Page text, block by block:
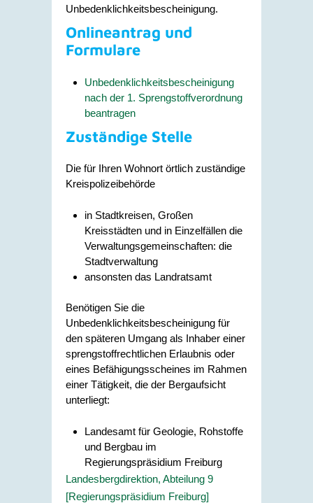
Unbedenklichkeitsbescheinigung.
Onlineantrag und
Formulare
Unbedenklichkeitsbescheinigung
nach der 1. Sprengstoffverordnung
beantragen
Zuständige Stelle
Die für Ihren Wohnort örtlich zuständige
Kreispolizeibehörde
in Stadtkreisen, Großen
Kreisstädten und in Einzelfällen die
Verwaltungsgemeinschaften: die
Stadtverwaltung
ansonsten das Landratsamt
Benötigen Sie die
Unbedenklichkeitsbescheinigung für
den späteren Umgang als Inhaber einer
sprengstoffrechtlichen Erlaubnis oder
eines Befähigungsscheines im Rahmen
einer Tätigkeit, die der Bergaufsicht
unterliegt:
Landesamt für Geologie, Rohstoffe
und Bergbau im
Regierungspräsidium Freiburg
Landesbergdirektion, Abteilung 9
[Regierungspräsidium Freiburg]